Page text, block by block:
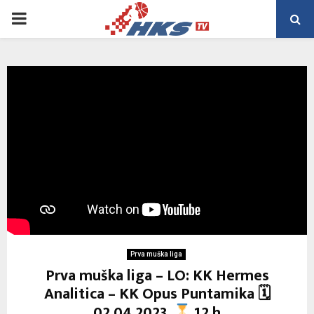
PRIMARY
Prva muška liga
Prva muška liga – LO: KK Hermes
Analitica – KK Opus Puntamika 🗓